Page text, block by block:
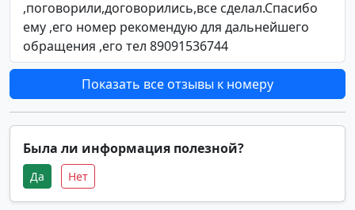
,поговорили,договорились,все сделал.Спасибо
ему ,его номер рекомендую для дальнейшего
обращения ,его тел 89091536744
Показать все отзывы к номеру
Была ли информация полезной?
Да Нет